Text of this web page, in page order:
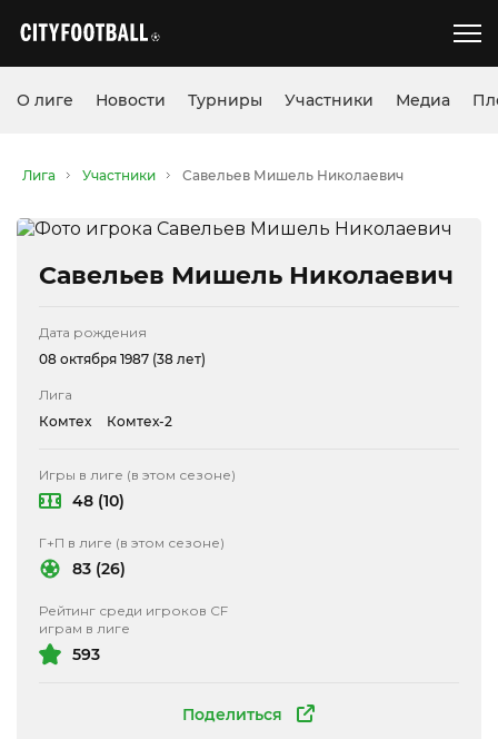
О лиге Новости Турниры Участники Медиа
Лига Участники Савельев Мишель Николаевич
Савельев Мишель Николаевич
Поделиться
Дата рождения
08 октября 1987 (38 лет)
Лига
Комтех
Комтех-2
Игры в лиге (в этом сезоне)
48 (10)
Г+П в лиге (в этом сезоне)
83 (26)
Рейтинг среди игроков CF
играм в лиге
593